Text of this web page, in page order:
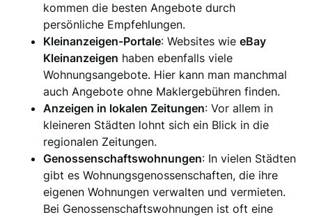
kommen die besten Angebote durch
persönliche Empfehlungen.
Kleinanzeigen-Portale: Websites wieeBay
Kleinanzeigen haben ebenfalls viele
Wohnungsangebote. Hier kann man manchmal
auch Angebote ohne Maklergebühren finden.
Anzeigen in lokalen Zeitungen: Vor allem in
kleineren Städten lohnt sich ein Blick in die
regionalen Zeitungen.
Genossenschaftswohnungen: In vielen Städten
gibt es Wohnungsgenossenschaften, die ihre
eigenen Wohnungen verwalten und vermieten.
Bei Genossenschaftswohnungen ist oft eine